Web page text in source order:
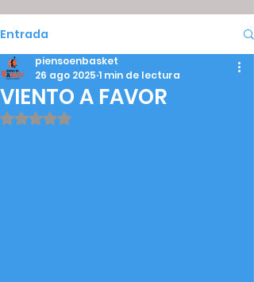
Entrada
VIENTO A FAVOR
piensoenbasket
26 ago 2025 1 min de lectura
Obtuvo NaN de 5 estrellas.